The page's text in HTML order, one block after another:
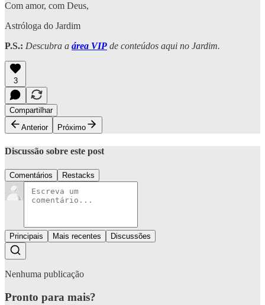
Com amor, com Deus,
Astróloga do Jardim
P.S.: Descubra a área VIP de conteúdos aqui no Jardim.
3
Compartilhar
Anterior
Próximo
Discussão sobre este post
Comentários Restacks
Principais Mais recentes Discussões
Nenhuma publicação
Pronto para mais?